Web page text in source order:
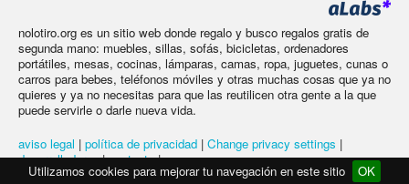
Utilizamos cookies para mejorar tu navegación en este sitio OK
nolotiro.org es un sitio web donde regalo y busco regalos gratis de
segunda mano: muebles, sillas, sofás, bicicletas, ordenadores
portátiles, mesas, cocinas, lámparas, camas, ropa, juguetes, cunas o
carros para bebes, teléfonos móviles y otras muchas cosas que ya no
quieres y ya no necesitas para que las reutilicen otra gente a la que
puede servirle o darle nueva vida.
aviso legal | política de privacidad | Change privacy settings |
desarrolladores|contacto|